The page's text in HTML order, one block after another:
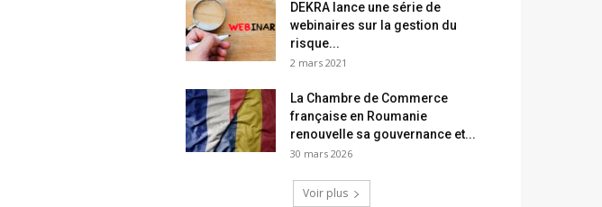
DEKRA lance une série de
webinaires sur la gestion du
risque...
2 mars 2021
La Chambre de Commerce
française en Roumanie
renouvelle sa gouvernance et...
30 mars 2026
Voir plus